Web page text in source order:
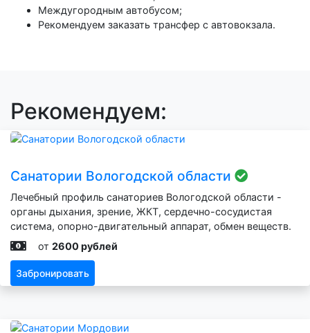
Междугородным автобусом;
Рекомендуем заказать трансфер с автовокзала.
Рекомендуем:
Санатории Вологодской области
Лечебный профиль санаториев Вологодской области -
органы дыхания, зрение, ЖКТ, сердечно-сосудистая
система, опорно-двигательный аппарат, обмен веществ.
от 2600 рублей
Забронировать